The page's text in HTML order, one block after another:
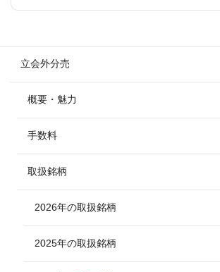
立会外分売
概要・魅力
手数料
取扱銘柄
2026年の取扱銘柄
2025年の取扱銘柄